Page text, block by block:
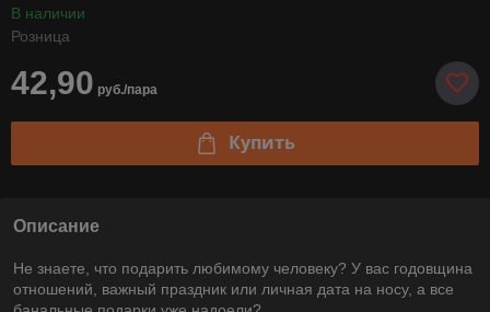
В наличии
Розница
42,90 руб./пара
Купить
Описание
Не знаете, что подарить любимому человеку? У вас годовщина
отношений, важный праздник или личная дата на носу, а все